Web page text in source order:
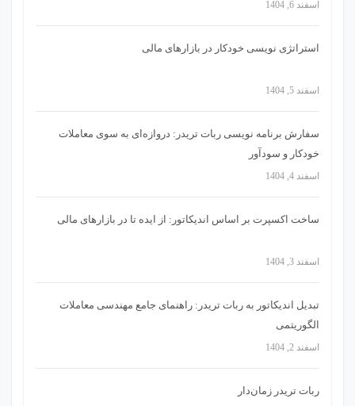
اسفند 6, 1404
استراتژی‌ نویسی خودکار در بازارهای مالی
اسفند 5, 1404
سفارش برنامه نویسی ربات تریدر: دروازه‌ای به سوی معاملات
خودکار و سودآور
اسفند 4, 1404
ساخت اکسپرت بر اساس اندیکاتور: از ایده تا در بازارهای مالی
اسفند 3, 1404
تبدیل اندیکاتور به ربات تریدر: راهنمای جامع مهندسی معاملات
الگوریتمی
اسفند 2, 1404
ربات تریدر زمان‌دار